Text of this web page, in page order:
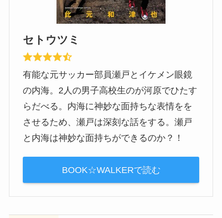
セトウツミ
有能な元サッカー部員瀬戸とイケメン眼鏡
の内海。2人の男子高校生のが河原でひたす
らだべる。内海に神妙な面持ちな表情をを
させるため、瀬戸は深刻な話をする。瀬戸
と内海は神妙な面持ちができるのか？！
BOOK☆WALKERで読む